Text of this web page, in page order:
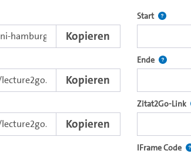
Video.
Kopieren
Code, um das Video mit dem Lecture2Go-
Kopieren
Sie diesen Code, um das Video und die
Kopieren
iFrame-Link zur Weitergabe an externe Web-
Start Definiert
Ende
Zitat2Go-Link
IFrame Code